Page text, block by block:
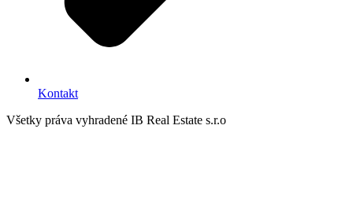
Kontakt
Všetky práva vyhradené IB Real Estate s.r.o